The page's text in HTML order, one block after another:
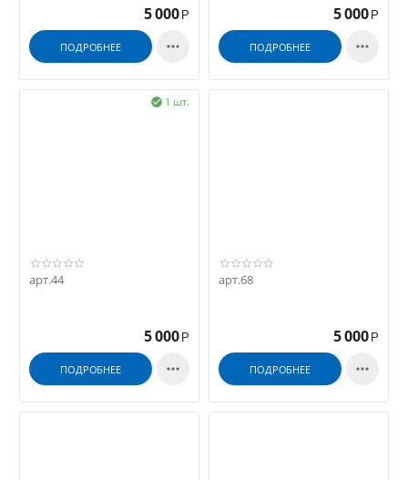
5 000 Р
ПОДРОБНЕЕ 
5 000 Р
ПОДРОБНЕЕ 
1 шт.

арт.44
5 000 Р
ПОДРОБНЕЕ 
арт.68
5 000 Р
ПОДРОБНЕЕ 